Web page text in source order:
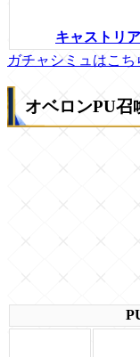
キャストリア
ガチャシミュはこち
オベロンPU召